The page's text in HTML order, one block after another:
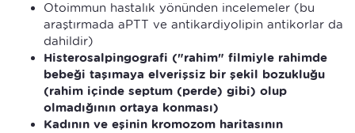
Otoimmun hastalık yönünden incelemeler (bu
araştırmada aPTT ve antikardiyolipin antikorlar da
dahildir)
Histerosalpingografi ("rahim" filmiyle rahimde
bebeği taşımaya elverişsiz bir şekil bozukluğu
(rahim içinde septum (perde) gibi) olup
olmadığının ortaya konması)
Kadının ve eşinin kromozom haritasının